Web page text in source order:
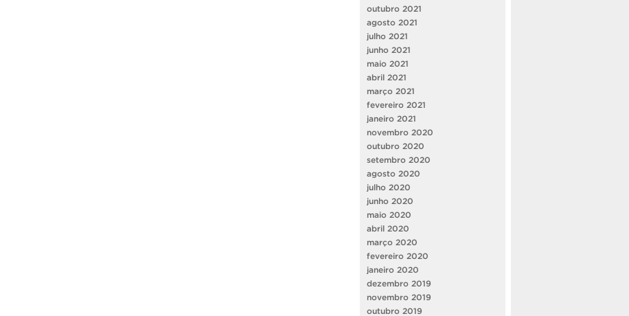
outubro 2021
agosto 2021
julho 2021
junho 2021
maio 2021
abril 2021
março 2021
fevereiro 2021
janeiro 2021
novembro 2020
outubro 2020
setembro 2020
agosto 2020
julho 2020
junho 2020
maio 2020
abril 2020
março 2020
fevereiro 2020
janeiro 2020
dezembro 2019
novembro 2019
outubro 2019